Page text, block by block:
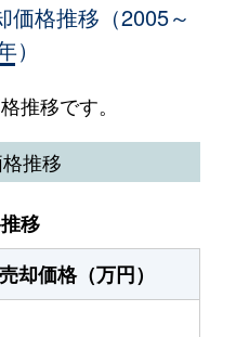
-
- -
-
-
- - 400m²
価格推移（2005～
）
推移です。
推移
移
売却価格（万円）